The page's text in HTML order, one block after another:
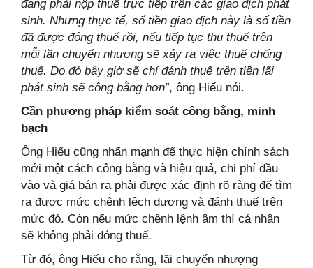
đang phải nộp thuế trực tiếp trên các giao dịch phát
sinh. Nhưng thực tế, số tiền giao dịch này là số tiền
đã được đóng thuế rồi, nếu tiếp tục thu thuế trên
mỗi lần chuyển nhượng sẽ xảy ra việc thuế chống
thuế. Do đó bây giờ sẽ chỉ đánh thuế trên tiền lãi
phát sinh sẽ công bằng hơn”, ông Hiếu nói.
Cần phương pháp kiểm soát công bằng, minh
bạch
Ông Hiếu cũng nhấn mạnh để thực hiện chính sách
mới một cách công bằng và hiệu quả, chi phí đầu
vào và giá bán ra phải được xác định rõ ràng để tìm
ra được mức chênh lệch dương và đánh thuế trên
mức đó. Còn nếu mức chênh lệnh âm thì cá nhân
sẽ không phải đóng thuế.
Từ đó, ông Hiếu cho rằng, lãi chuyển nhượng